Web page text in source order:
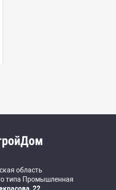
область
типа Промышленная